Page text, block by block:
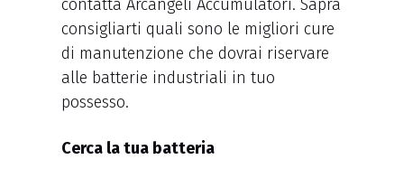
contatta Arcangeli Accumulatori. Saprà
consigliarti quali sono le migliori cure
di manutenzione che dovrai riservare
alle batterie industriali in tuo
possesso.
Cerca la tua batteria